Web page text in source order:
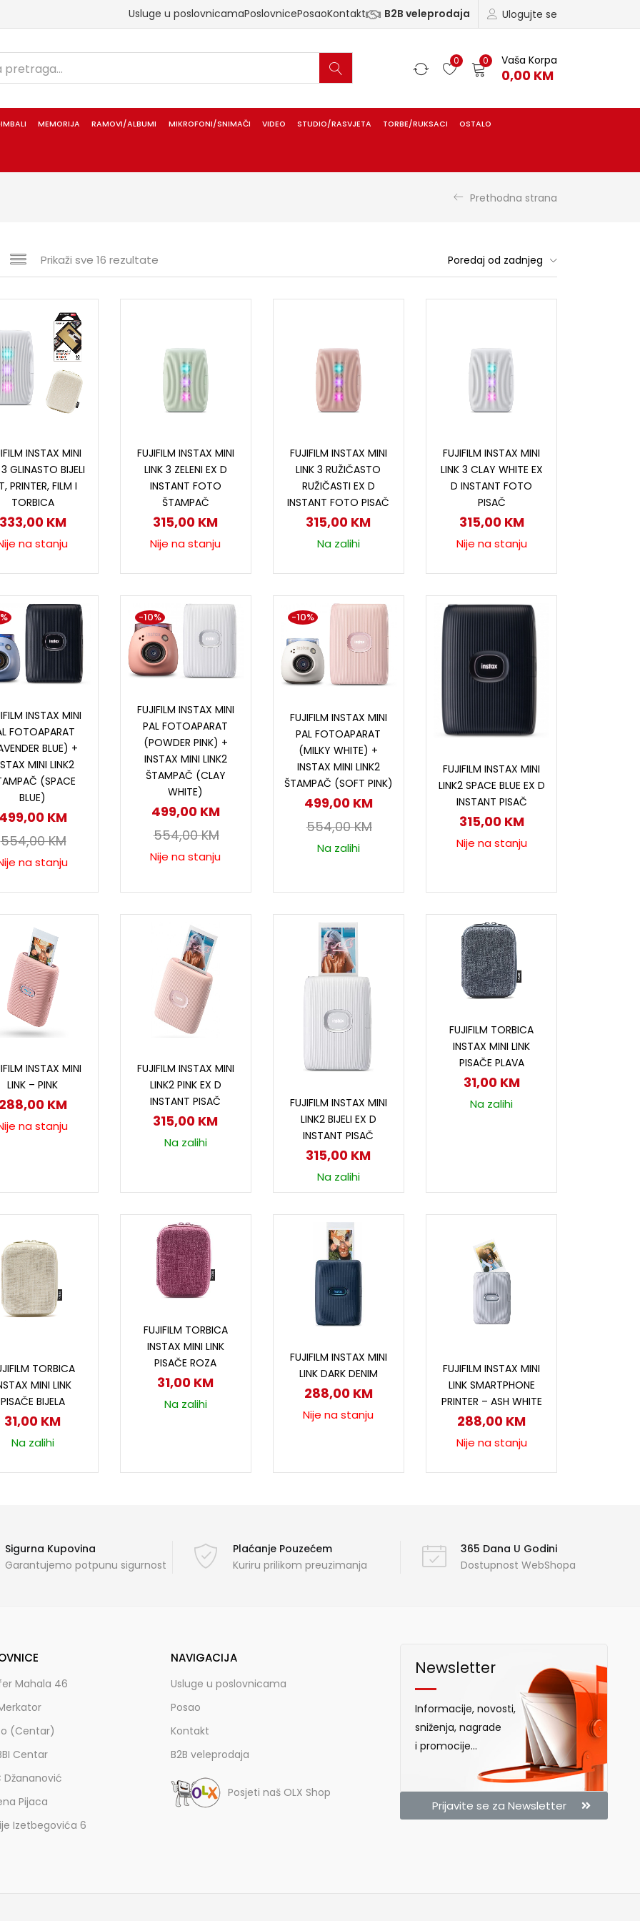
Ulogujte se
Usluge u poslovnicamaPoslovnicePosaoKontakt B2B veleprodaja
0 0 Vaša Korpa
0,00 KM
MEMORIJA RAMOVI/ALBUMI MIKROFONI/SNIMAČI VIDEO STUDIO/RASVJETA TORBE/RUKSACI OSTALO
Prethodna strana
Prikaži sve 16 rezultate Poredaj od zadnjeg
INSTAX MINI
GLINASTO BIJELI
PRINTER, FILM I
TORBICA
KM
na stanju
FUJIFILM INSTAX MINI
LINK 3 ZELENI EX D
INSTANT FOTO
ŠTAMPAČ
315,00 KM
Nije na stanju
FUJIFILM INSTAX MINI
LINK 3 RUŽIČASTO
RUŽIČASTI EX D
INSTANT FOTO PISAČ
315,00 KM
Na zalihi
FUJIFILM INSTAX MINI
LINK 3 CLAY WHITE EX
D INSTANT FOTO
PISAČ
315,00 KM
Nije na stanju
INSTAX MINI
FOTOAPARAT
BLUE) +
MINI LINK2
(SPACE
BLUE)
KM
554,00KM
na stanju
FUJIFILM INSTAX MINI
PAL FOTOAPARAT
(POWDER PINK) +
INSTAX MINI LINK2
ŠTAMPAČ (CLAY
WHITE)
499,00 KM
554,00KM
-10%
Nije na stanju
FUJIFILM INSTAX MINI
PAL FOTOAPARAT
(MILKY WHITE) +
INSTAX MINI LINK2
ŠTAMPAČ (SOFT PINK)
499,00 KM
554,00KM
-10%
Na zalihi
FUJIFILM INSTAX MINI
LINK2 SPACE BLUE EX D
INSTANT PISAČ
315,00 KM
Nije na stanju
INSTAX MINI
LINK – PINK
KM
na stanju
FUJIFILM INSTAX MINI
LINK2 PINK EX D
INSTANT PISAČ
315,00 KM
Na zalihi
FUJIFILM INSTAX MINI
LINK2 BIJELI EX D
INSTANT PISAČ
315,00 KM
Na zalihi
FUJIFILM TORBICA
INSTAX MINI LINK
PISAČE PLAVA
31,00 KM
Na zalihi
TORBICA
MINI LINK
PISAČE BIJELA
31,00 KM
Na zalihi
FUJIFILM TORBICA
INSTAX MINI LINK
PISAČE ROZA
31,00 KM
Na zalihi
FUJIFILM INSTAX MINI
LINK DARK DENIM
288,00 KM
Nije na stanju
FUJIFILM INSTAX MINI
LINK SMARTPHONE
PRINTER – ASH WHITE
288,00 KM
Nije na stanju
Sigurna Kupovina
Garantujemo potpunu sigurnost
Plaćanje Pouzećem
Kuriru prilikom preuzimanja
365 Dana U Godini
Dostupnost WebShopa
Mahala 46
(Centar)
Centar
Džananović
Pijaca
Izetbegovića 6
NAVIGACIJA
Usluge u poslovnicama
Posao
Kontakt
B2B veleprodaja
Posjeti naš OLX Shop
Newsletter
Informacije, novosti,
sniženja, nagrade
i promocije...
Prijavite se za Newsletter